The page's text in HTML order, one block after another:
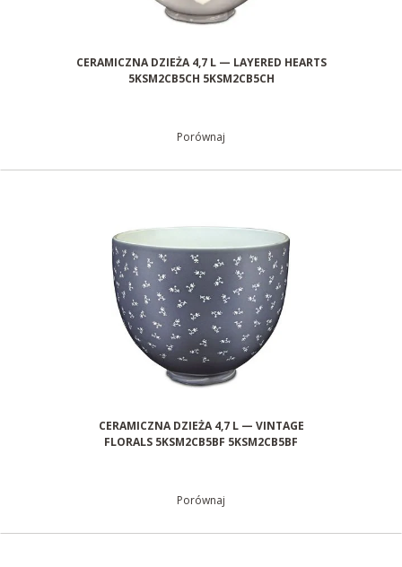
CERAMICZNA DZIEŻA 4,7 L — LAYERED HEARTS
5KSM2CB5CH 5KSM2CB5CH
Porównaj
CERAMICZNA DZIEŻA 4,7 L — VINTAGE
FLORALS 5KSM2CB5BF 5KSM2CB5BF
Porównaj